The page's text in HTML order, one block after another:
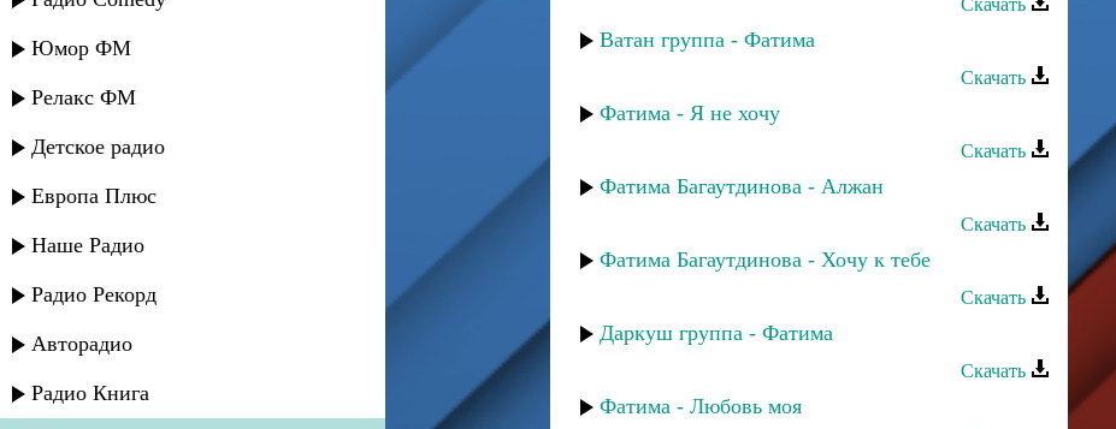
Юмор ФМ
Релакс ФМ
Детское радио
Европа Плюс
Наше Радио
Радио Рекорд
Авторадио
Радио Книга
Скачать
Ватан группа - Фатима
Скачать
Фатима - Я не хочу
Скачать
Фатима Багаутдинова - Алжан
Скачать
Фатима Багаутдинова - Хочу к тебе
Скачать
Даркуш группа - Фатима
Скачать
Фатима - Любовь моя